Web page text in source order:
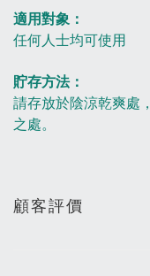
適用對象：
任何人士均可使用
貯存方法：
請存放於陰涼乾爽處
之處。
顧客評價